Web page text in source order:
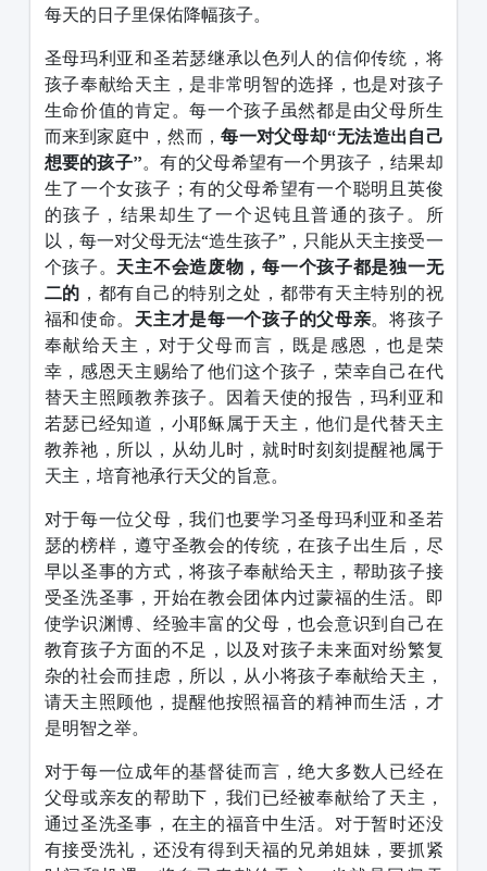
每天的日子里保佑降幅孩子。
圣母玛利亚和圣若瑟继承以色列人的信仰传统，将
孩子奉献给天主，是非常明智的选择，也是对孩子
生命价值的肯定。每一个孩子虽然都是由父母所生
而来到家庭中，然而，每一对父母却“无法造出自己
想要的孩子”。有的父母希望有一个男孩子，结果却
生了一个女孩子；有的父母希望有一个聪明且英俊
的孩子，结果却生了一个迟钝且普通的孩子。所
以，每一对父母无法“造生孩子”，只能从天主接受一
个孩子。 天主不会造废物，每一个孩子都是独一无
二的 ，都有自己的特别之处，都带有天主特别的祝
福和使命。 天主才是每一个孩子的父母亲。将孩子
奉献给天主，对于父母而言，既是感恩，也是荣
幸，感恩天主赐给了他们这个孩子，荣幸自己在代
替天主照顾教养孩子。因着天使的报告，玛利亚和
若瑟已经知道，小耶稣属于天主，他们是代替天主
教养祂，所以，从幼儿时，就时时刻刻提醒祂属于
天主，培育祂承行天父的旨意。
对于每一位父母，我们也要学习圣母玛利亚和圣若
瑟的榜样，遵守圣教会的传统，在孩子出生后，尽
早以圣事的方式，将孩子奉献给天主，帮助孩子接
受圣洗圣事，开始在教会团体内过蒙福的生活。即
使学识渊博、经验丰富的父母，也会意识到自己在
教育孩子方面的不足，以及对孩子未来面对纷繁复
杂的社会而挂虑，所以，从小将孩子奉献给天主，
请天主照顾他，提醒他按照福音的精神而生活，才
是明智之举。
对于每一位成年的基督徒而言，绝大多数人已经在
父母或亲友的帮助下，我们已经被奉献给了天主，
通过圣洗圣事，在主的福音中生活。对于暂时还没
有接受洗礼，还没有得到天福的兄弟姐妹，要抓紧